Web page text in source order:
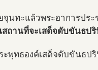
จุนทะแล้วพระอาการประ
สถานที่จะเสด็จดับขันธป
ะพุทธองค์เสด็จดับขันธป